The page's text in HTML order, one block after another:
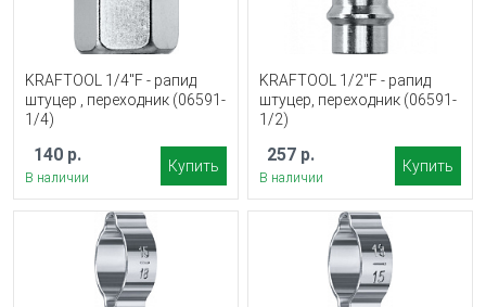
KRAFTOOL 1/4″F - рапид
штуцер , переходник (06591-
1/4)
140 р.
В наличии
Купить
KRAFTOOL 1/2″F - рапид
штуцер, переходник (06591-
1/2)
257 р.
В наличии
Купить